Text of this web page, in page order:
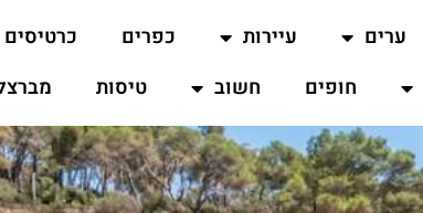
ערים עיירות כפרים כרטיסים
חופים חשוב טיסות